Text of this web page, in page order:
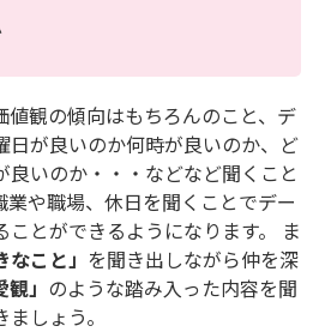
値観の傾向はもちろんのこと、デ
日が良いのか何時が良いのか、ど
良いのか・・・などなど聞くこと
や職場、休日を聞くことでデー
ことができるようになります。 ま
こと」 を聞き出しながら仲を深
」 のような踏み入った内容を聞
しょう。